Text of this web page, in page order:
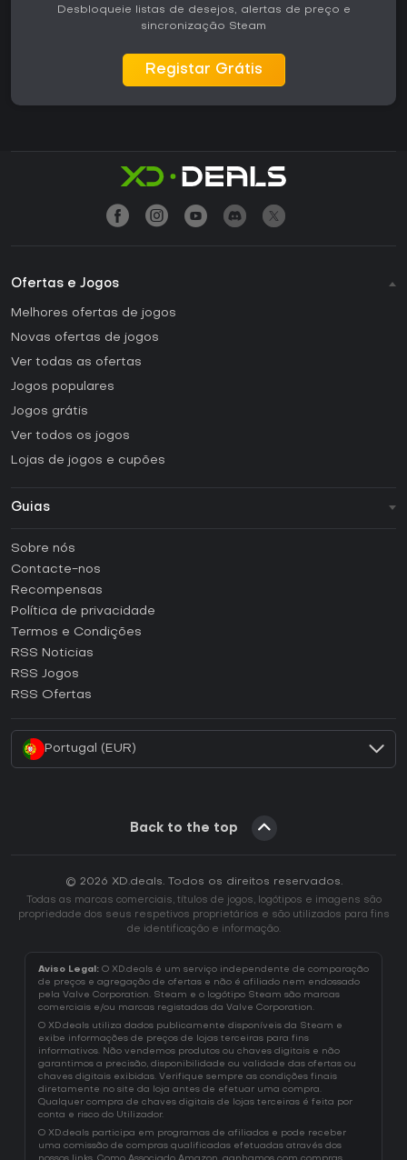
Desbloqueie listas de desejos, alertas de preço e
sincronização Steam
Registar Grátis
Ofertas e Jogos
Melhores ofertas de jogos
Novas ofertas de jogos
Ver todas as ofertas
Jogos populares
Jogos grátis
Ver todos os jogos
Lojas de jogos e cupões
Guias
Como ativar uma CD Key Steam?
Como ativar uma CD Key Epic Games?
Como ativar uma CD Key GOG?
Como ativar uma CD Key Ubisoft Connect?
Como ativar uma CD Key EA App?
Sobre nós
Contacte-nos
Recompensas
Política de privacidade
Termos e Condições
RSS Noticias
RSS Jogos
RSS Ofertas
Portugal (EUR)
Back to the top
© 2026 XD.deals. Todos os direitos reservados.
Todas as marcas comerciais, títulos de jogos, logótipos e imagens são
propriedade dos seus respetivos proprietários e são utilizados para fins
de identificação e informação.
Aviso Legal: O XD.deals é um serviço independente de comparação
de preços e agregação de ofertas e não é afiliado nem endossado
pela Valve Corporation. Steam e o logótipo Steam são marcas
comerciais e/ou marcas registadas da Valve Corporation.
O XD.deals utiliza dados publicamente disponíveis da Steam e
exibe informações de preços de lojas terceiras para fins
informativos. Não vendemos produtos ou chaves digitais e não
garantimos a precisão, disponibilidade ou validade das ofertas ou
chaves digitais exibidas. Verifique sempre as condições finais
diretamente no site da loja antes de efetuar uma compra.
Qualquer compra de chaves digitais de lojas terceiras é feita por
conta e risco do Utilizador.
O XD.deals participa em programas de afiliados e pode receber
uma comissão de compras qualificadas efetuadas através dos